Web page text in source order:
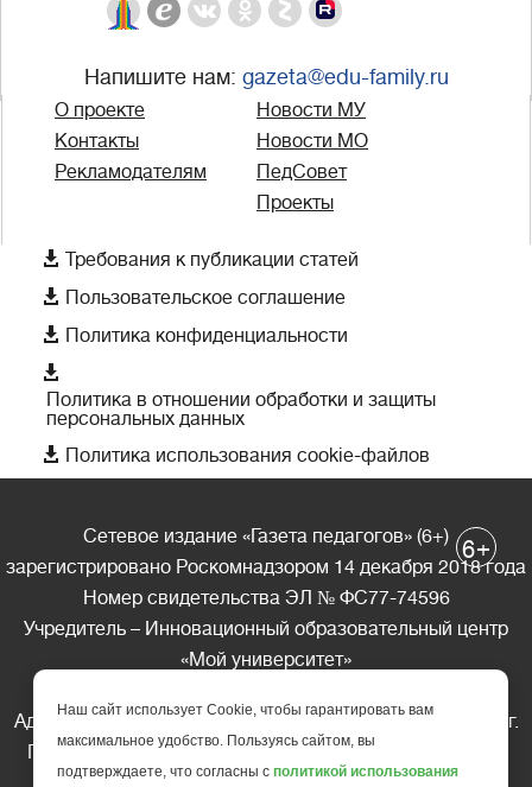
Напишите нам: gazeta@edu-family.ru
О проекте
Контакты
Рекламодателям
Новости МУ
Новости МО
ПедСовет
Проекты
 Требования к публикации статей
 Пользовательское соглашение
 Политика конфиденциальности

Политика в отношении обработки и защиты
персональных данных
 Политика использования cookie-файлов
Сетевое издание «Газета педагогов» (6+)
зарегистрировано Роскомнадзором 14 декабря 2018 года
Номер свидетельства ЭЛ № ФС77-74596
Учредитель – Инновационный образовательный центр
«Мой университет»
Адрес редакции: 185035 Россия, Республика Карелия, г.
Петрозаводск, ул. Фридриха Энгельса д.10, офис 211
6+
Наш сайт использует Cookie, чтобы гарантировать вам
максимальное удобство. Пользуясь сайтом, вы
подтверждаете, что согласны с политикой использования